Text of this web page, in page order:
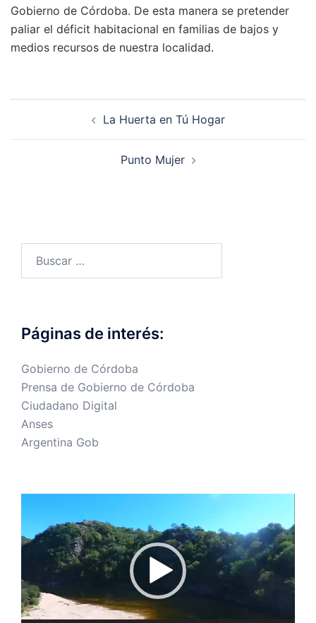
Gobierno de Córdoba. De esta manera se pretender
paliar el déficit habitacional en familias de bajos y
medios recursos de nuestra localidad.
La Huerta en Tú Hogar
Punto Mujer
Páginas de interés:
Gobierno de Córdoba
Prensa de Gobierno de Córdoba
Ciudadano Digital
Anses
Argentina Gob
vídeo